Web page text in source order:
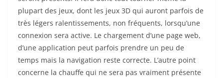
plupart des jeux, dont les jeux 3D qui auront parfois de
très légers ralentissements, non fréquents, lorsqu’une
connexion sera active. Le chargement d’une page web,
d’une application peut parfois prendre un peu de
temps mais la navigation reste correcte. L’autre point
concerne la chauffe qui ne sera pas vraiment présente